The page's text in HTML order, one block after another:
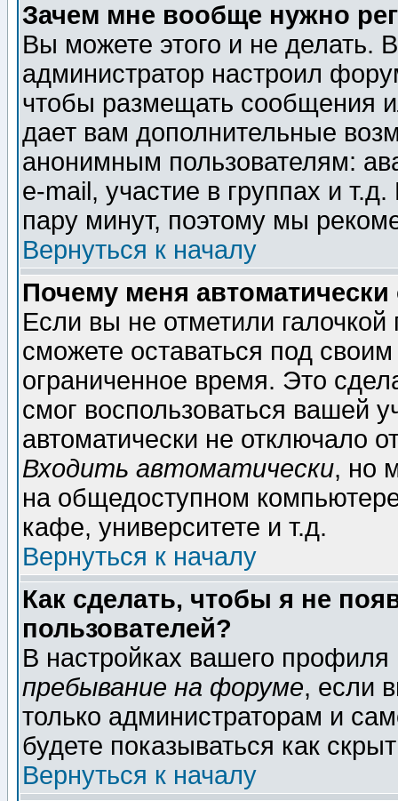
Зачем мне вообще нужно
Вы можете этого и не делать.
администратор настроил
чтобы размещать сообщения
дает вам дополнительные
анонимным пользователям:
e-mail, участие в группах и
пару минут, поэтому мы
Вернуться к началу
Почему меня автоматически
Если вы не отметили галочкой
сможете оставаться под
ограниченное время. Это
смог воспользоваться вашей
автоматически не отключало
Входить автоматически, но
на общедоступном
кафе, университете и т.д.
Вернуться к началу
Как сделать, чтобы я не
пользователей?
В настройках вашего
пребывание на форуме, если
только администраторам и
будете показываться как
Вернуться к началу